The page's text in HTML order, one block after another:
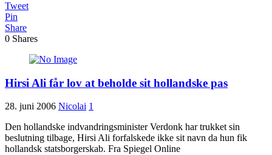
Tweet
Pin
Share
0 Shares
Hirsi Ali får lov at beholde sit hollandske pas
28. juni 2006 Nicolai 1
Den hollandske indvandringsminister Verdonk har trukket sin
beslutning tilbage, Hirsi Ali forfalskede ikke sit navn da hun fik
hollandsk statsborgerskab. Fra Spiegel Online